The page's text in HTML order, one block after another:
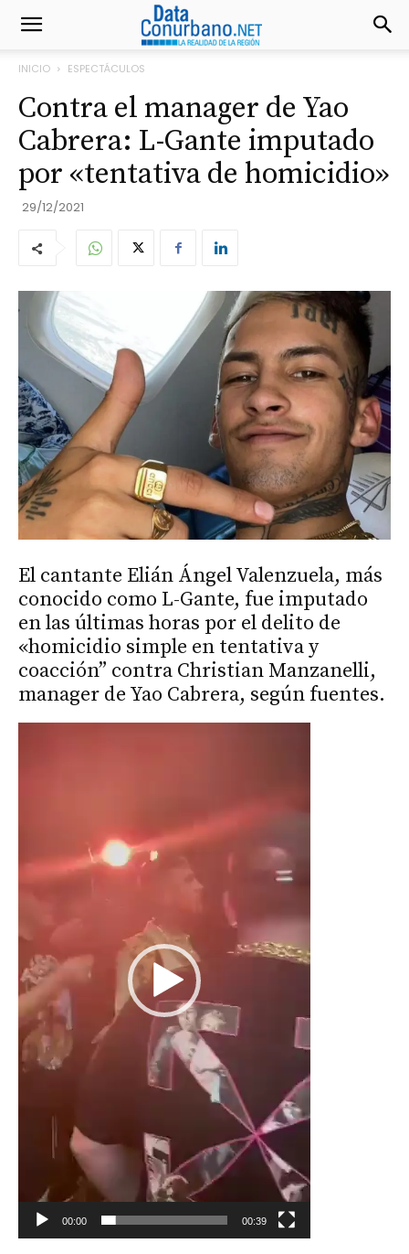
INICIO ESPECTÁCULOS
Contra el manager de Yao
Cabrera: L-Gante imputado
por «tentativa de homicidio»
29/12/2021
El cantante Elián Ángel Valenzuela, más
conocido como L-Gante, fue imputado
en las últimas horas por el delito de
«homicidio simple en tentativa y
coacción” contra Christian Manzanelli,
manager de Yao Cabrera, según fuentes.
00:00 00:39